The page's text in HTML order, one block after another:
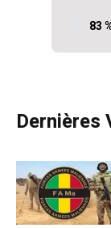
83
Dernières